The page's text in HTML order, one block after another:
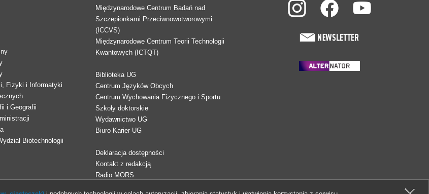
Fizyki i Informatyki
i Geografii
Biotechnologii
Międzynarodowe Centrum Badań nad
Szczepionkami Przeciwnowotworowymi
(ICCVS)
Międzynarodowe Centrum Teorii Technologii
Kwantowych (ICTQT)
Biblioteka UG
Centrum Języków Obcych
Centrum Wychowania Fizycznego i Sportu
Szkoły doktorskie
Wydawnictwo UG
Biuro Karier UG
Deklaracja dostępności
Kontakt z redakcją
Radio MORS